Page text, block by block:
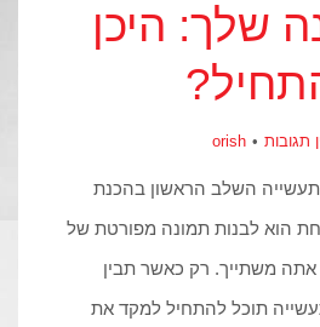
שלך: היכן
תגובות orish
השלב הראשון בהכנת
הוא לבנות תמונה מפורטת של
משתייך. רק כאשר תבין
תוכל להתחיל למקד את